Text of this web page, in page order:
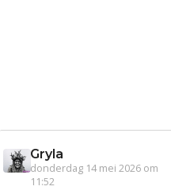
Gryla
donderdag 14 mei 2026 om
11:52